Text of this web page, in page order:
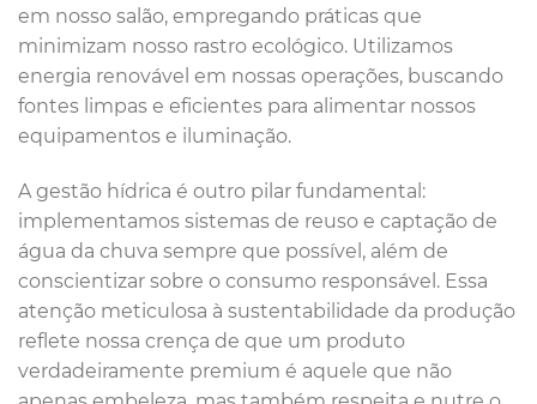
em nosso salão, empregando práticas que
minimizam nosso rastro ecológico. Utilizamos
energia renovável em nossas operações, buscando
fontes limpas e eficientes para alimentar nossos
equipamentos e iluminação.
A gestão hídrica é outro pilar fundamental:
implementamos sistemas de reuso e captação de
água da chuva sempre que possível, além de
conscientizar sobre o consumo responsável. Essa
atenção meticulosa à sustentabilidade da produção
reflete nossa crença de que um produto
verdadeiramente premium é aquele que não